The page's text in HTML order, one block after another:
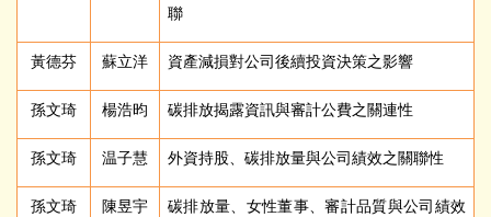
聯
黃德芬 蘇立洋 資產減損對公司後續投資決策之影響
孫文琦 楊浩昀 碳排放揭露資訊與審計公費之關連性
孫文琦 温子慧 外資持股、碳排放量與公司績效之關聯性
孫文琦 陳昱宇
碳排放量、女性董事、審計品質與公司績效